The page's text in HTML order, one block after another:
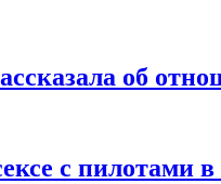
об
с пилотами в